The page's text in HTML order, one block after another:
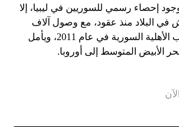
إحصاء رسمي للسوريين في ليبيا، إلا
في البلاد منذ عقود، مع وصول آلاف
آخرين منذ بداية الحرب الأهلية السورية في عام 2011، ويأمل
الأبيض المتوسط ​​إلى أوروبا.